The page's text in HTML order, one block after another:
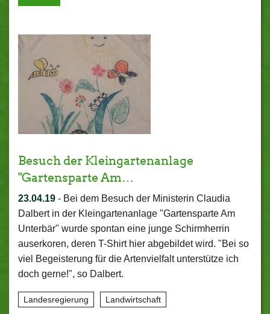
Besuch der Kleingartenanlage
"Gartensparte Am…
23.04.19 - Bei dem Besuch der Ministerin Claudia
Dalbert in der Kleingartenanlage "Gartensparte Am
Unterbär" wurde spontan eine junge Schirmherrin
auserkoren, deren T-Shirt hier abgebildet wird. "Bei so
viel Begeisterung für die Artenvielfalt unterstütze ich
doch gerne!", so Dalbert.
Landesregierung Landwirtschaft